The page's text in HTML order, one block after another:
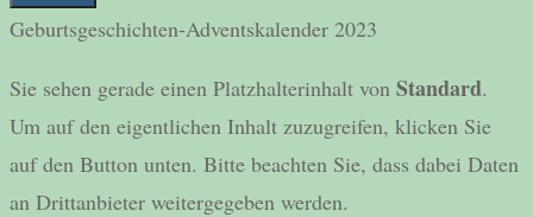
Geburtsgeschichten-Adventskalender 2023
Sie sehen gerade einen Platzhalterinhalt von Standard.
Um auf den eigentlichen Inhalt zuzugreifen, klicken Sie
auf den Button unten. Bitte beachten Sie, dass dabei Daten
an Drittanbieter weitergegeben werden.